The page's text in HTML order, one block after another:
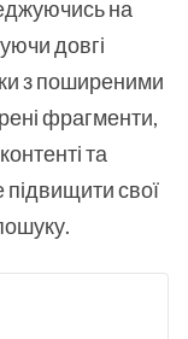
на
довгі
з поширеними
фрагменти,
та
підвищити свої